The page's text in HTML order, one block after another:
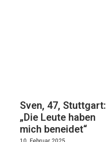
Sven, 47, Stuttgart:
„Die Leute haben
mich beneidet“